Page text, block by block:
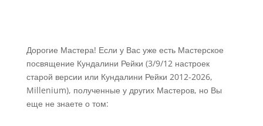
Дорогие Мастера! Если у Вас уже есть Мастерское
посвящение Кундалини Рейки (3/9/12 настроек
старой версии или Кундалини Рейки 2012-2026,
Millenium), полученные у других Мастеров, но Вы
еще не знаете о том: